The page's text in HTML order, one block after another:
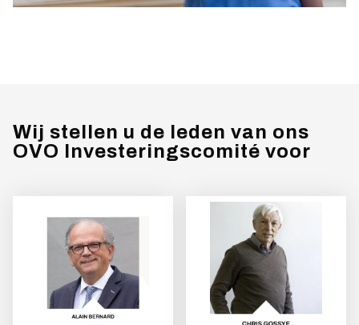
Wij stellen u de leden van ons
OVO Investeringscomité voor